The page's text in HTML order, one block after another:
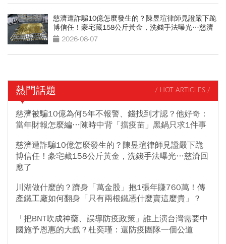
慈濟遭詐騙10億怎麼發生的？陳昱瑄律師見證嚴下跪
博信任！豪宅藏158公斤黃金，洗錢手法曝光…慈濟
回應了
2026-08-07
熱門話題 / HOT ARTICLES /
慈濟被騙10億為何5年不報警、錢找到才認？他好奇：
當年財報怎麼編…陳時中背「擋疫苗」黑鍋只求1件事
慈濟遭詐騙10億怎麼發生的？陳昱瑄律師見證嚴下跪
博信任！豪宅藏158公斤黃金，洗錢手法曝光…慈濟回
應了
川湖做什麼的？躋身「萬金股」抱1張年賺760萬！傳
產鐵工廠如何翻身「只有兩根鐵憑什麼賣這麼貴」？
「把BNT吹成神藥、誤導防疫政策」誰上演台灣需要中
國施予恩惠的大戲？杜奕瑾：還防疫團隊一個公道